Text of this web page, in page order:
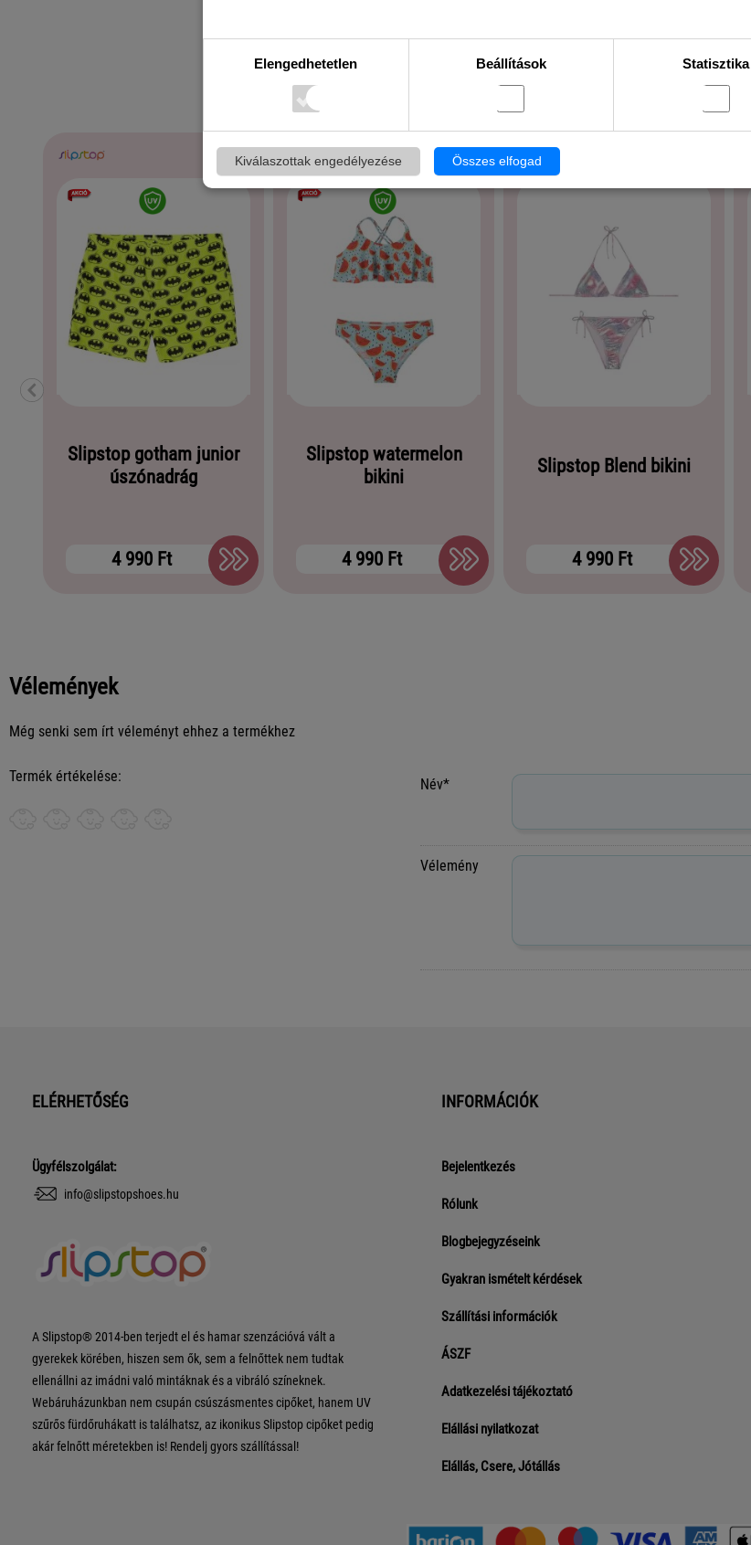
Elengedhetetlen Beállítások Statisztika
Kiválaszottak engedélyezése Összes elfogad
Slipstop gotham junior
úszónadrág
4 990 Ft
Slipstop watermelon
bikini
4 990 Ft
Slipstop Blend bikini
4 990 Ft
Vélemények
Még senki sem írt véleményt ehhez a termékhez
Termék értékelése:
Név*
Vélemény
ELÉRHETŐSÉG
Ügyfélszolgálat:
info@slipstopshoes.hu
A Slipstop® 2014-ben terjedt el és hamar szenzációvá vált a
gyerekek körében, hiszen sem ők, sem a felnőttek nem tudtak
ellenállni az imádni való mintáknak és a vibráló színeknek.
Webáruházunkban nem csupán csúszásmentes cipőket, hanem UV
szűrős fürdőruhákatt is találhatsz, az ikonikus Slipstop cipőket pedig
akár felnőtt méretekben is! Rendelj gyors szállítással!
INFORMÁCIÓK
Bejelentkezés
Rólunk
Blogbejegyzéseink
Gyakran ismételt kérdések
Szállítási információk
ÁSZF
Adatkezelési tájékoztató
Elállási nyilatkozat
Elállás, Csere, Jótállás